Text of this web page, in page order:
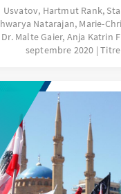
Afrika. Wie steht
vor Ort?
Umsetzung?
Usvatov, Hartmut Rank,
Natarajan, Marie-
Malte Gaier, Anja Katrin
septembre 2020